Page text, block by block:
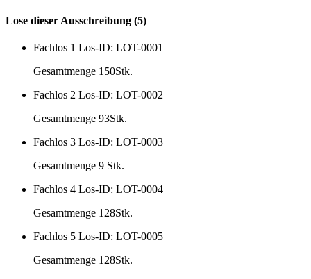
Lose dieser Ausschreibung (5)
Fachlos 1 Los-ID: LOT-0001
Gesamtmenge 150Stk.
Fachlos 2 Los-ID: LOT-0002
Gesamtmenge 93Stk.
Fachlos 3 Los-ID: LOT-0003
Gesamtmenge 9 Stk.
Fachlos 4 Los-ID: LOT-0004
Gesamtmenge 128Stk.
Fachlos 5 Los-ID: LOT-0005
Gesamtmenge 128Stk.